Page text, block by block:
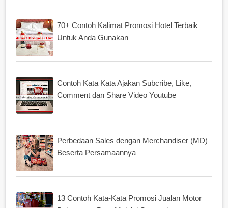
70+ Contoh Kalimat Promosi Hotel Terbaik
Untuk Anda Gunakan
Contoh Kata Kata Ajakan Subcribe, Like,
Comment dan Share Video Youtube
Perbedaan Sales dengan Merchandiser (MD)
Beserta Persamaannya
13 Contoh Kata-Kata Promosi Jualan Motor